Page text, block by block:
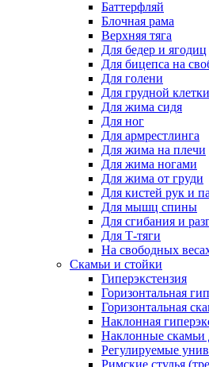
Баттерфляй
Блочная рама
Верхняя тяга
Для бедер и ягодиц
Для бицепса на
Для голени
Для грудной клетки
Для жима сидя
Для ног
Для армрестлинга
Для жима на плечи
Для жима ногами
Для жима от груди
Для кистей рук и
Для мышц спины
Для сгибания и
Для Т-тяги
На свободных
Скамьи и стойки
Гиперэкстензия
Горизонтальная
Горизонтальная
Наклонная
Наклонные скамьи
Регулируемые
Римские стулья